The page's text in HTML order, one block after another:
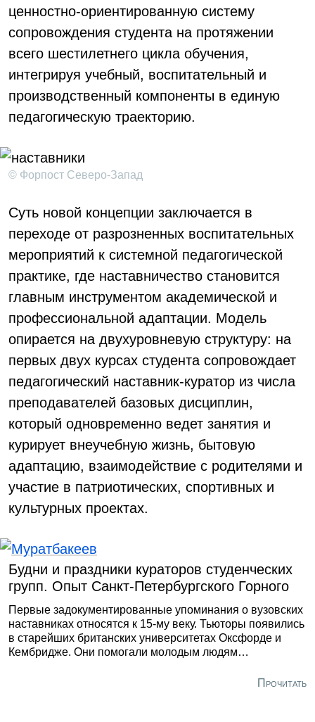
ценностно-ориентированную систему
сопровождения студента на протяжении
всего шестилетнего цикла обучения,
интегрируя учебный, воспитательный и
производственный компоненты в единую
педагогическую траекторию.
© Форпост Северо-Запад
Суть новой концепции заключается в
переходе от разрозненных воспитательных
мероприятий к системной педагогической
практике, где наставничество становится
главным инструментом академической и
профессиональной адаптации. Модель
опирается на двухуровневую структуру: на
первых двух курсах студента сопровождает
педагогический наставник-куратор из числа
преподавателей базовых дисциплин,
который одновременно ведет занятия и
курирует внеучебную жизнь, бытовую
адаптацию, взаимодействие с родителями и
участие в патриотических, спортивных и
культурных проектах.
Будни и праздники кураторов студенческих
групп. Опыт Санкт-Петербургского Горного
Первые задокументированные упоминания о вузовских
наставниках относятся к 15-му веку. Тьюторы появились
в старейших британских университетах Оксфорде и
Кембридже. Они помогали молодым людям
раскрыть способности и решать образовательные или
Прочитать